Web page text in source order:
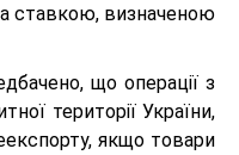
ставкою, визначеною
що операції з
території України,
якщо товари